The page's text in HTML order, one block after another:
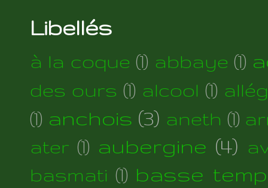
Libellés
à la coque (1) abbaye (1)
des ours (1) alcool (1)
(1) anchois (3) aneth (1)
ater (1) aubergine (4)
basmati (1) basse